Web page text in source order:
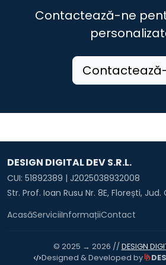
Municipiul Sebeş
Comuna Şibot
Comuna Sohodol
Comuna Şona
Comuna Unirea
Comuna Vadu
Comuna Valea Lungă
Comuna
Contactează-ne
DESIGN DIGITAL DEV S.R.L.
CUI: 51892389 | J2025038932008
Str. Prof. Ioan Rusu Nr. 8E, Florești,
AcasăServiciiInformațiiContact
© 2025 → 2026 // DESIGN
Designed & Developed by